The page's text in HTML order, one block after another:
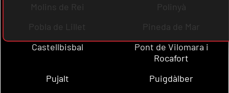
Molins de Rei
Polinyà
Pobla de Lillet
Pineda de Mar
Castellbisbal
Pont de Vilomara i
Rocafort
Pujalt
Puigdàlber